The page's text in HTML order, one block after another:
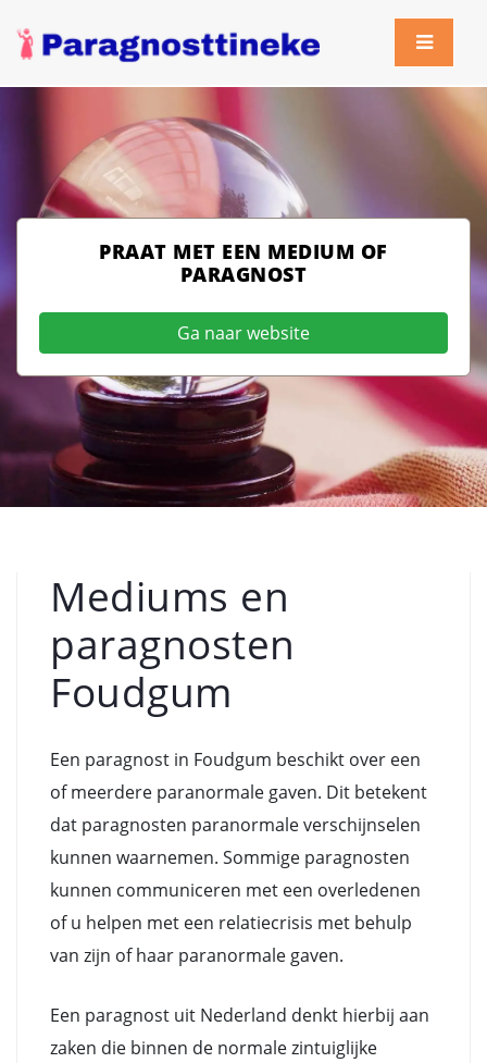
PRAAT MET EEN MEDIUM OF
PARAGNOST
Ga naar website
Mediums en
paragnosten
Foudgum
Een paragnost in Foudgum beschikt over een
of meerdere paranormale gaven. Dit betekent
dat paragnosten paranormale verschijnselen
kunnen waarnemen. Sommige paragnosten
kunnen communiceren met een overledenen
of u helpen met een relatiecrisis met behulp
van zijn of haar paranormale gaven.
Een paragnost uit Nederland denkt hierbij aan
zaken die binnen de normale zintuiglijke